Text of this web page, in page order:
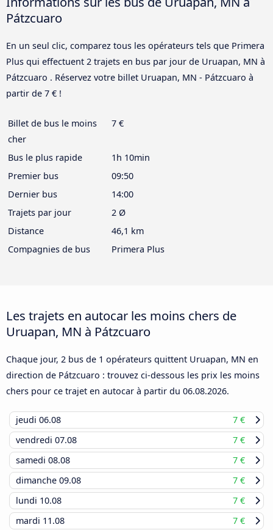
Pátzcuaro
En un seul clic, comparez tous les opérateurs tels que Primera
Plus qui effectuent 2 trajets en bus par jour de Uruapan, MN à
Pátzcuaro . Réservez votre billet Uruapan, MN - Pátzcuaro à
partir de 7 € !
Billet de bus le moins
cher
7 €
Bus le plus rapide
1h 10min
Premier bus
09:50
Dernier bus
14:00
Trajets par jour
2 Ø
Distance
46,1 km
Compagnies de bus
Primera Plus
Les trajets en autocar les moins chers de
Uruapan, MN à Pátzcuaro
Chaque jour, 2 bus de 1 opérateurs quittent Uruapan, MN en
direction de Pátzcuaro : trouvez ci-dessous les prix les moins
chers pour ce trajet en autocar à partir du 06.08.2026.
jeudi 06.08
7 €
vendredi 07.08
7 €
samedi 08.08
7 €
dimanche 09.08
7 €
lundi 10.08
7 €
mardi 11.08
7 €